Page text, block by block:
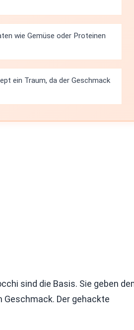
wie Gemüse oder Proteinen
ein Traum, da der Geschmack
sind die Basis. Sie geben
Der gehackte